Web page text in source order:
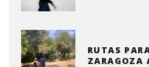
RUTAS
ZARAGOZA